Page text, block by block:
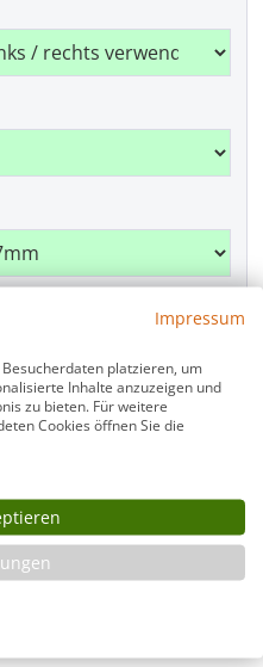
den gewünschten
In den Warenkorb
Impressum
platzieren, um
Inhalte anzuzeigen und
zu bieten. Für weitere
Cookies öffnen Sie die